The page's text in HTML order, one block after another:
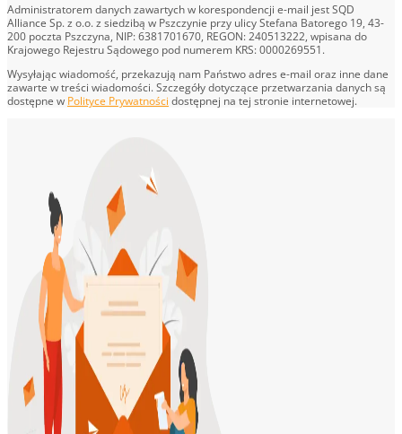
Administratorem danych zawartych w korespondencji e-mail jest SQD
Alliance Sp. z o.o. z siedzibą w Pszczynie przy ulicy Stefana Batorego 19, 43-
200 poczta Pszczyna, NIP: 6381701670, REGON: 240513222, wpisana do
Krajowego Rejestru Sądowego pod numerem KRS: 0000269551.
Wysyłając wiadomość, przekazują nam Państwo adres e-mail oraz inne dane
zawarte w treści wiadomości. Szczegóły dotyczące przetwarzania danych są
dostępne w Polityce Prywatności dostępnej na tej stronie internetowej.